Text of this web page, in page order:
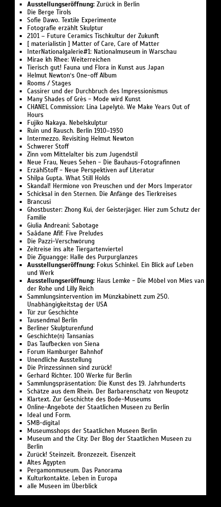
Ausstellungseröffnung: Zurück in Berlin
Die Berge Tirols
Sofie Dawo. Textile Experimente
Fotografie erzählt Skulptur
2101 – Future Ceramics Tischkultur der Zukunft
[ materialistin ] Matter of Care, Care of Matter
InterNationalgalerie#1: Nationalmuseum in Warschau
Mirae kh Rhee: Weiterreichen
Tierisch gut! Fauna und Flora in Kunst aus Japan
Helmut Newton‘s One-off Album
Rooms / Stages
Cassirer und der Durchbruch des Impressionismus
Many Shades of Grès - Mode wird Kunst
CHANEL Commission: Lina Lapelytė. We Make Years Out of
Hours
Fujiko Nakaya. Nebelskulptur
Ruin und Rausch. Berlin 1910–1930
Intermezzo. Revisiting Helmut Newton
Schwerer Stoff
Zinn vom Mittelalter bis zum Jugendstil
Neue Frau, Neues Sehen - Die Bauhaus-Fotografinnen
ErzählStoff - Neue Perspektiven auf Literatur
Shilpa Gupta. What Still Holds
Skandal! Hermione von Preuschen und der Mors Imperator
Schicksal in den Sternen. Die Anfänge des Tierkreises
Brancusi
Ghostbuster: Zhong Kui, der Geisterjäger. Hier zum Schutz der
Familie
Giulia Andreani: Sabotage
Saâdane Afif: Five Preludes
Die Pazzi-Verschwörung
Zeitreise ins alte Tiergartenviertel
Die Ziguangge: Halle des Purpurglanzes
Ausstellungseröffnung: Fokus Schinkel. Ein Blick auf Leben
und Werk
Ausstellungseröffnung: Haus Lemke - Die Möbel von Mies van
der Rohe und Lilly Reich
Sammlungsintervention im Münzkabinett zum 250.
Unabhängigkeitstag der USA
Tür zur Geschichte
Tausendmal Berlin
Berliner Skulpturenfund
Geschichte(n) Tansanias
Das Taufbecken von Siena
Forum Hamburger Bahnhof
Unendliche Ausstellung
Die Prinzessinnen sind zurück!
Gerhard Richter. 100 Werke für Berlin
Sammlungspräsentation: Die Kunst des 19. Jahrhunderts
Schätze aus dem Rhein. Der Barbarenschatz von Neupotz
Klartext. Zur Geschichte des Bode-Museums
Online-Angebote der Staatlichen Museen zu Berlin
Ideal und Form.
SMB-digital
Museumsshops der Staatlichen Museen Berlin
Museum and the City: Der Blog der Staatlichen Museen zu
Berlin
Zurück! Steinzeit. Bronzezeit. Eisenzeit
Altes Ägypten
Pergamonmuseum. Das Panorama
Kulturkontakte. Leben in Europa
alle Museen im Überblick